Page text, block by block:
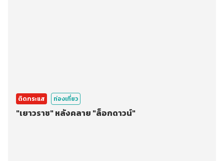
ติดกระแส ท่องเที่ยว
"เยาวราช" หลังคลาย "ล็อกดาวน์"